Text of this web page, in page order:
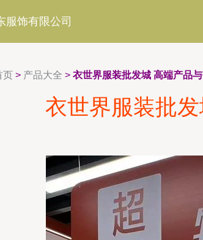
服饰有限公司
页 > 产品大全 > 衣世界服装批发城 高端产品
衣世界服装批